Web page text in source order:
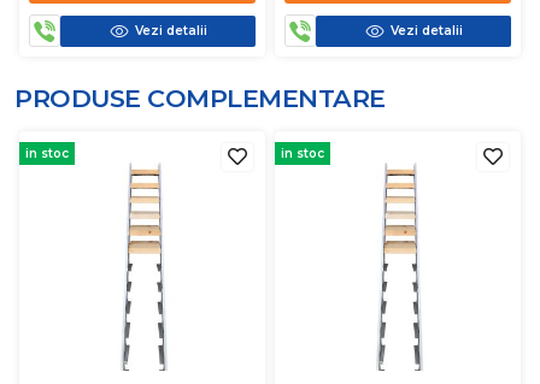
Vezi detalii Vezi detalii
PRODUSE COMPLEMENTARE
in stoc in stoc